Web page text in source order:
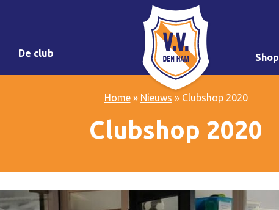
De club Shop
Home» Nieuws » Clubshop 2020
Clubshop 2020